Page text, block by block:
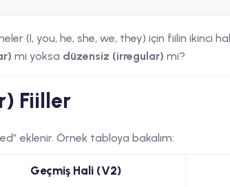
(I, you, he, she, we, they) için fiilin ikinci
mi yoksa düzensiz (irregular) mi?
Fiiller
eklenir. Örnek tabloya bakalım:
Geçmiş Hali (V2)